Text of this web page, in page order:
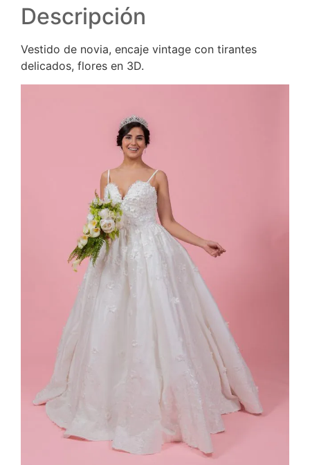
Descripción
Vestido de novia, encaje vintage con tirantes
delicados, flores en 3D.